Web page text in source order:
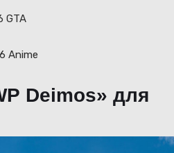
GTA
Anime
Deimos» для